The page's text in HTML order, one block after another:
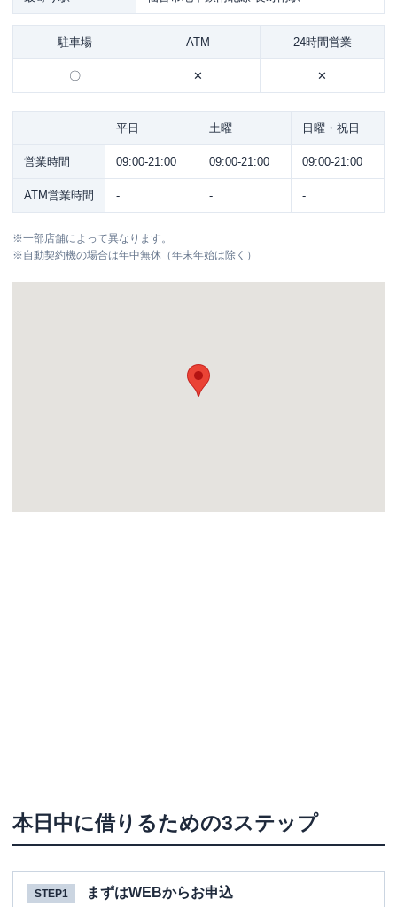
駐車場 ATM 24時間営業
〇 ✕ ✕
平日 土曜 日曜・祝日
営業時間 09:00-21:00 09:00-21:00 09:00-21:00
ATM営業時間 - - -
※一部店舗によって異なります。
※自動契約機の場合は年中無休（年末年始は除く）
本日中に借りるための3ステップ
STEP1 まずはWEBからお申込